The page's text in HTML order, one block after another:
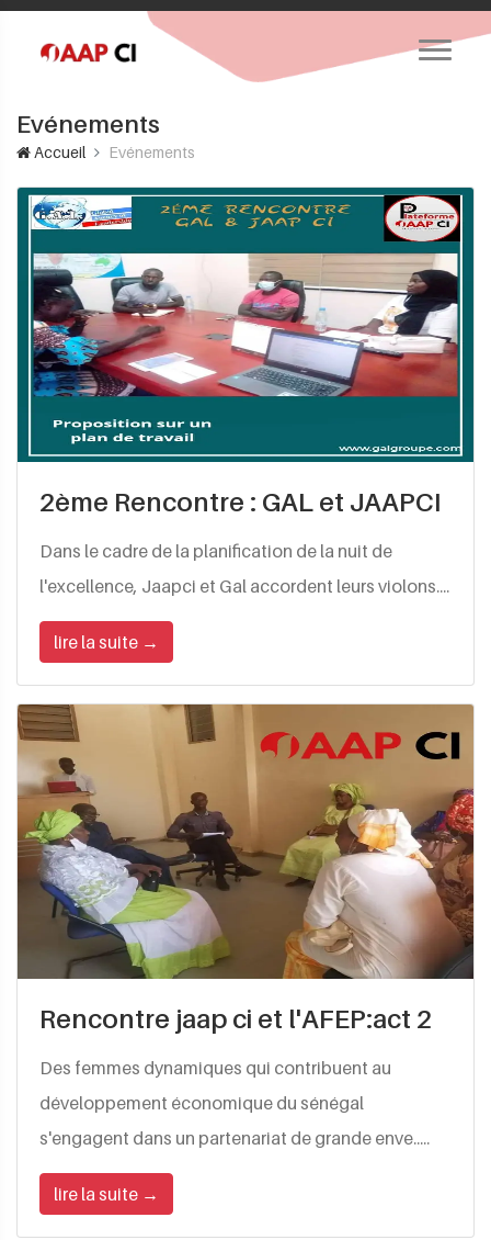
Evénements
Accueil Evénements
2ème Rencontre : GAL et JAAPCI
Dans le cadre de la planification de la nuit de
l'excellence, Jaapci et Gal accordent leurs violons....
lire la suite →
Rencontre jaap ci et l'AFEP:act 2
Des femmes dynamiques qui contribuent au
développement économique du sénégal
s'engagent dans un partenariat de grande enve.....
lire la suite →